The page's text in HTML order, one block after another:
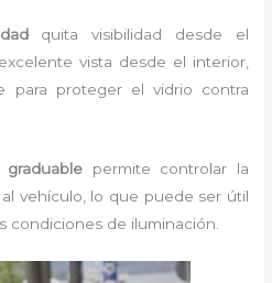
quita visibilidad desde el
vista desde el interior,
para proteger el vidrio contra
graduable permite controlar la
vehículo, lo que puede ser útil
condiciones de iluminación.